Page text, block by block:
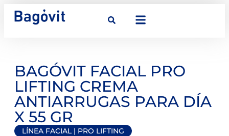
BAGÓVIT FACIAL PRO
LIFTING CREMA
ANTIARRUGAS PARA DÍA
X 55 GR
LÍNEA FACIAL| PRO LIFTING